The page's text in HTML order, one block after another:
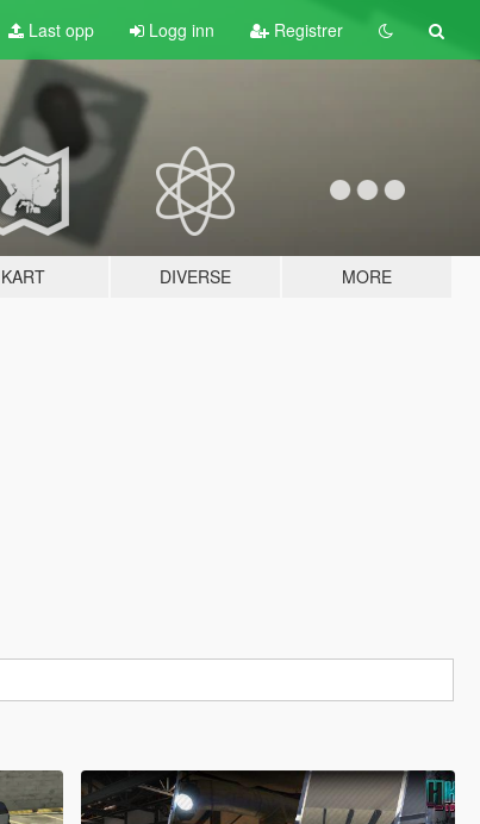
Last opp Logg inn Registrer
KART DIVERSE MORE